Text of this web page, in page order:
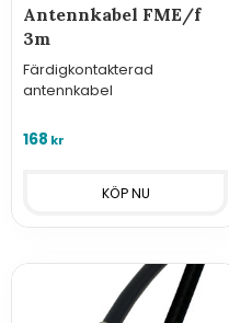
Antennkabel FME/f
3m
Färdigkontakterad
antennkabel
168 kr